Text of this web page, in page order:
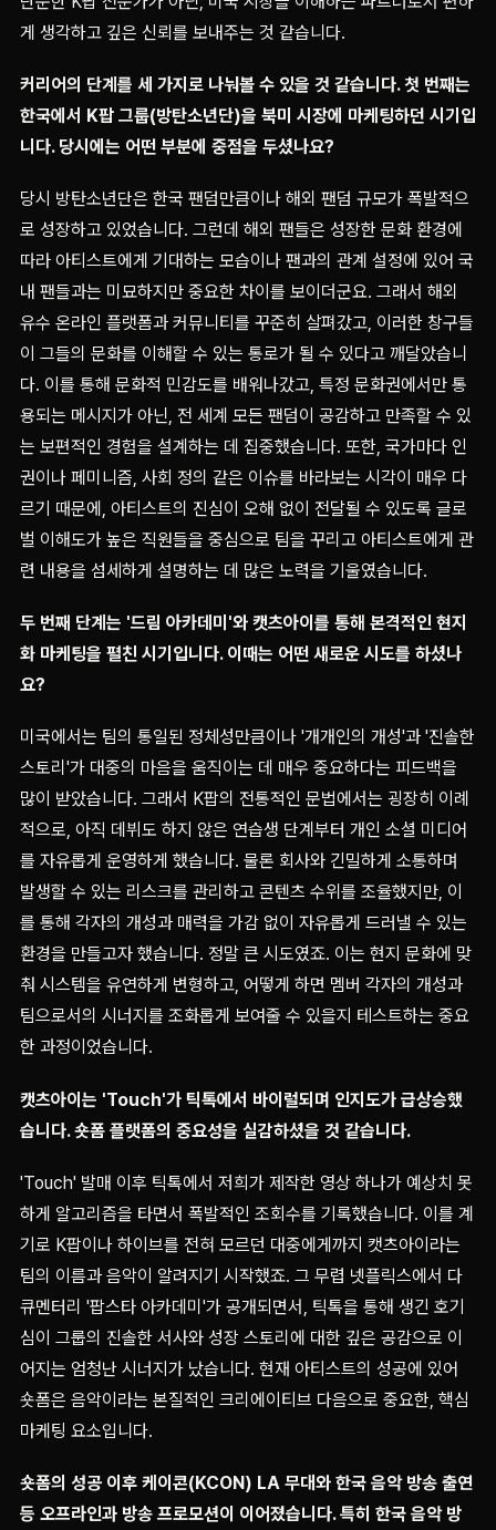
게 생각하고 깊은 신뢰를 보내주는 것 같습니다.
커리어의 단계를 세 가지로 나눠볼 수 있을 것 같습니다. 첫 번째는
한국에서 K팝 그룹(방탄소년단)을 북미 시장에 마케팅하던 시기입
니다. 당시에는 어떤 부분에 중점을 두셨나요?
당시 방탄소년단은 한국 팬덤만큼이나 해외 팬덤 규모가 폭발적으
로 성장하고 있었습니다. 그런데 해외 팬들은 성장한 문화 환경에
따라 아티스트에게 기대하는 모습이나 팬과의 관계 설정에 있어 국
내 팬들과는 미묘하지만 중요한 차이를 보이더군요. 그래서 해외
유수 온라인 플랫폼과 커뮤니티를 꾸준히 살펴갔고, 이러한 창구들
이 그들의 문화를 이해할 수 있는 통로가 될 수 있다고 깨달았습니
다. 이를 통해 문화적 민감도를 배워나갔고, 특정 문화권에서만 통
용되는 메시지가 아닌, 전 세계 모든 팬덤이 공감하고 만족할 수 있
는 보편적인 경험을 설계하는 데 집중했습니다. 또한, 국가마다 인
권이나 페미니즘, 사회 정의 같은 이슈를 바라보는 시각이 매우 다
르기 때문에, 아티스트의 진심이 오해 없이 전달될 수 있도록 글로
벌 이해도가 높은 직원들을 중심으로 팀을 꾸리고 아티스트에게 관
련 내용을 섬세하게 설명하는 데 많은 노력을 기울였습니다.
두 번째 단계는 '드림 아카데미'와 캣츠아이를 통해 본격적인 현지
화 마케팅을 펼친 시기입니다. 이때는 어떤 새로운 시도를 하셨나
요?
미국에서는 팀의 통일된 정체성만큼이나 '개개인의 개성'과 '진솔한
스토리'가 대중의 마음을 움직이는 데 매우 중요하다는 피드백을
많이 받았습니다. 그래서 K팝의 전통적인 문법에서는 굉장히 이례
적으로, 아직 데뷔도 하지 않은 연습생 단계부터 개인 소셜 미디어
를 자유롭게 운영하게 했습니다. 물론 회사와 긴밀하게 소통하며
발생할 수 있는 리스크를 관리하고 콘텐츠 수위를 조율했지만, 이
를 통해 각자의 개성과 매력을 가감 없이 자유롭게 드러낼 수 있는
환경을 만들고자 했습니다. 정말 큰 시도였죠. 이는 현지 문화에 맞
춰 시스템을 유연하게 변형하고, 어떻게 하면 멤버 각자의 개성과
팀으로서의 시너지를 조화롭게 보여줄 수 있을지 테스트하는 중요
한 과정이었습니다.
캣츠아이는 'Touch'가 틱톡에서 바이럴되며 인지도가 급상승했
습니다. 숏폼 플랫폼의 중요성을 실감하셨을 것 같습니다.
'Touch' 발매 이후 틱톡에서 저희가 제작한 영상 하나가 예상치 못
하게 알고리즘을 타면서 폭발적인 조회수를 기록했습니다. 이를 계
기로 K팝이나 하이브를 전혀 모르던 대중에게까지 캣츠아이라는
팀의 이름과 음악이 알려지기 시작했죠. 그 무렵 넷플릭스에서 다
큐멘터리 '팝스타 아카데미'가 공개되면서, 틱톡을 통해 생긴 호기
심이 그룹의 진솔한 서사와 성장 스토리에 대한 깊은 공감으로 이
어지는 엄청난 시너지가 났습니다. 현재 아티스트의 성공에 있어
숏폼은 음악이라는 본질적인 크리에이티브 다음으로 중요한, 핵심
마케팅 요소입니다.
숏폼의 성공 이후 케이콘(KCON) LA 무대와 한국 음악 방송 출연
등 오프라인과 방송 프로모션이 이어졌습니다. 특히 한국 음악 방